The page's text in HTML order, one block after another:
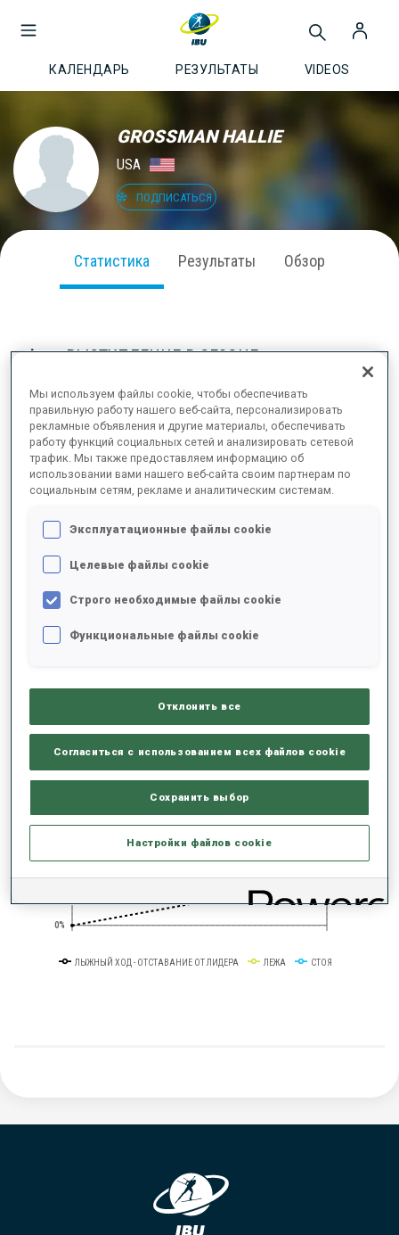
КАЛЕНДАРЬ РЕЗУЛЬТАТЫ VIDEOS
GROSSMAN HALLIE
USA
ПОДПИСАТЬСЯ
Статистика Результаты Обзор
ВЫСТУПЛЕНИЕ В СЕЗОНЕ
2021/2022
РЕЗУЛЬТАТЫ - СРЕДНЕЕ ЗНАЧЕНИЕ
ДАННЫХ НЕТ
0%
50%
ЛЫЖНЫЙ ХОД - ОТСТАВАНИЕ ОТ ЛИДЕРА ЛЕЖА СТОЯ
Мы используем файлы cookie, чтобы обеспечивать
правильную работу нашего веб-сайта, персонализировать
рекламные объявления и другие материалы, обеспечивать
работу функций социальных сетей и анализировать сетевой
трафик. Мы также предоставляем информацию об
использовании вами нашего веб-сайта своим партнерам по
социальным сетям, рекламе и аналитическим системам.
Эксплуатационные файлы cookie
Целевые файлы cookie
Строго необходимые файлы cookie
Функциональные файлы cookie
Отклонить все
Согласиться с использованием всех файлов cookie
Сохранить выбор
Настройки файлов cookie